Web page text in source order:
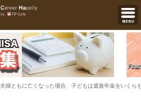
夫婦ともに亡くなった場合、子どもは遺族年金をいくら